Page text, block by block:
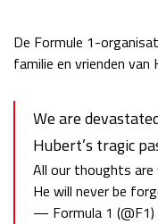
LAS VEGAS
Kwalificatie
Race
GP ABU DHABI
Kwalificatie
De Formule 1-
familie en vrienden van
We are
Hubert’s tragic
All our thoughts
He will never be
— Formula 1 (@F1)